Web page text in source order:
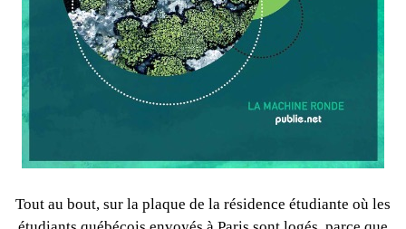
Tout au bout, sur la plaque de la résidence étudiante où les